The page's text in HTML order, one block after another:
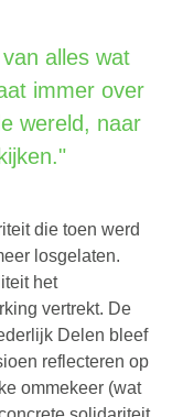
alles wat
immer over
wereld, naar
die toen werd
losgelaten.
het
vertrekt. De
Delen bleef
reflecteren op
ommekeer (wat